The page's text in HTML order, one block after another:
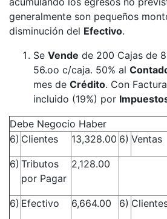
generalmente son pequeños
disminución del Efectivo.
Se Vende de 200 Cajas de
56.oo c/caja. 50% al
mes de Crédito. Con
incluido (19%) por
Debe Negocio Haber
6) Clientes 13,328.00 6) Ventas
6) Tributos
por Pagar
2,128.00
6) Efectivo 6,664.00 6)